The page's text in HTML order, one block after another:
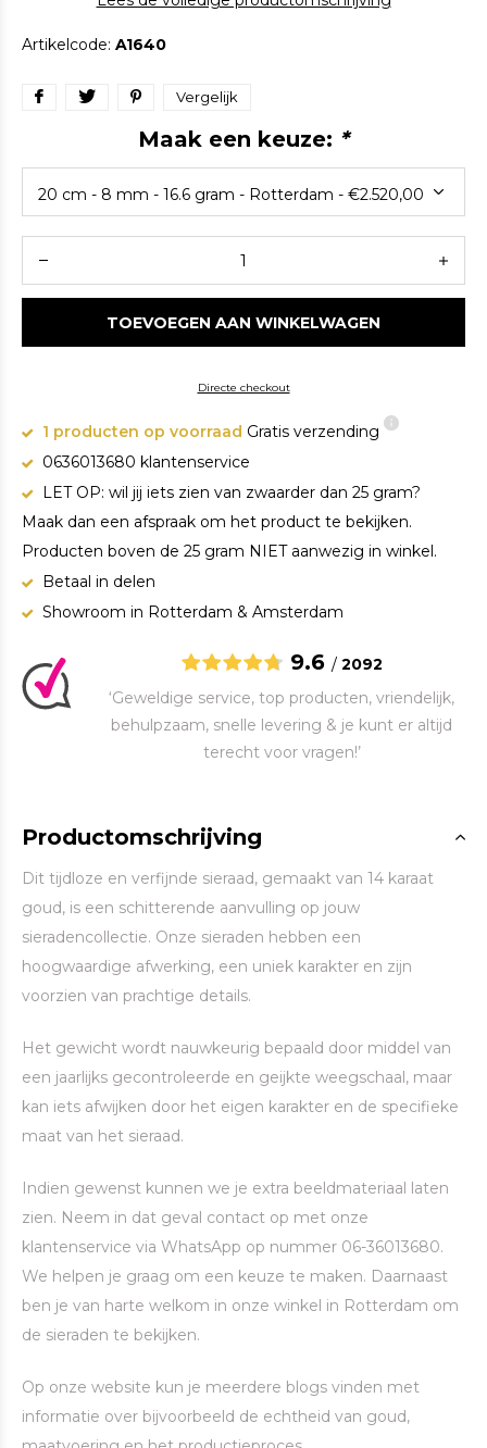
Artikelcode: A1640
Vergelijk
Maak een keuze: *
TOEVOEGEN AAN WINKELWAGEN
Directe checkout
1 producten op voorraad Gratis verzending
0636013680 klantenservice
LET OP: wil jij iets zien van zwaarder dan 25 gram?
Maak dan een afspraak om het product te bekijken.
Producten boven de 25 gram NIET aanwezig in winkel.
Betaal in delen
Showroom in Rotterdam & Amsterdam
9.6 / 2092
‘Geweldige service, top producten, vriendelijk,
behulpzaam, snelle levering & je kunt er altijd
terecht voor vragen!’
Productomschrijving
Dit tijdloze en verfijnde sieraad, gemaakt van 14 karaat
goud, is een schitterende aanvulling op jouw
sieradencollectie. Onze sieraden hebben een
hoogwaardige afwerking, een uniek karakter en zijn
voorzien van prachtige details.
Het gewicht wordt nauwkeurig bepaald door middel van
een jaarlijks gecontroleerde en geijkte weegschaal, maar
kan iets afwijken door het eigen karakter en de specifieke
maat van het sieraad.
Indien gewenst kunnen we je extra beeldmateriaal laten
zien. Neem in dat geval contact op met onze
klantenservice via WhatsApp op nummer 06-36013680.
We helpen je graag om een keuze te maken. Daarnaast
ben je van harte welkom in onze winkel in Rotterdam om
de sieraden te bekijken.
Op onze website kun je meerdere blogs vinden met
informatie over bijvoorbeeld de echtheid van goud,